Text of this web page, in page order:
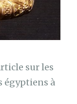
sur les
égyptiens à